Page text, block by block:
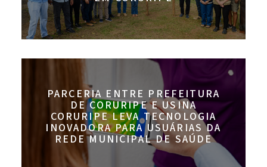
PARCERIA ENTRE PREFEITURA
DE CORURIPE E USINA
CORURIPE LEVA TECNOLOGIA
INOVADORA PARA USUÁRIAS DA
REDE MUNICIPAL DE SAÚDE